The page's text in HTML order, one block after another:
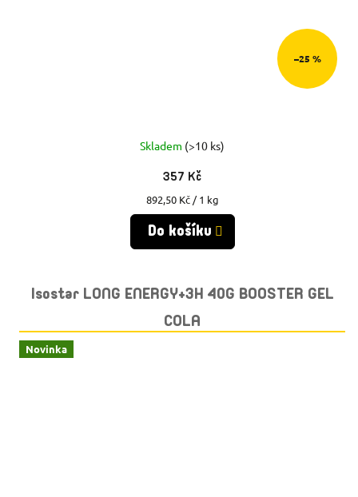
–25 %
Skladem (>10 ks)
357 Kč
Měrná
cena:
892,50 Kč / 1 kg
Do košíku
Isostar LONG ENERGY+3H 40G BOOSTER GEL
COLA
Novinka